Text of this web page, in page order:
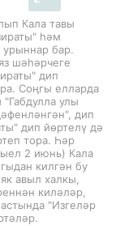
Кала тавы
һәм
урыннар бар.
шәһәрчеге
дип
Соңгы елларда
улы
дип
дип йөртелү дә
тора. Һәр
2 июнь) Кала
килгән бу
авыл халкы,
киләләр,
"Изгеләр